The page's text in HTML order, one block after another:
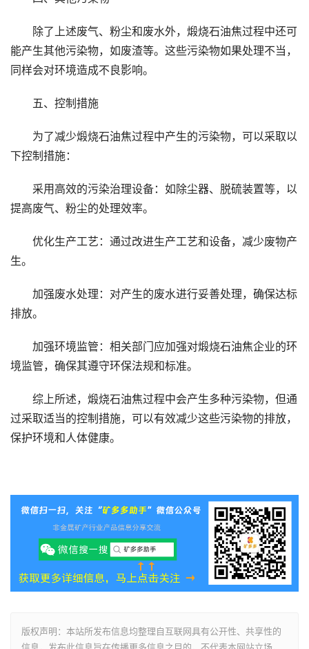
除了上述废气、粉尘和废水外，煅烧石油焦过程中还可
能产生其他污染物，如废渣等。这些污染物如果处理不当，
同样会对环境造成不良影响。
五、控制措施
为了减少煅烧石油焦过程中产生的污染物，可以采取以
下控制措施：
采用高效的污染治理设备：如除尘器、脱硫装置等，以
提高废气、粉尘的处理效率。
优化生产工艺：通过改进生产工艺和设备，减少废物产
生。
加强废水处理：对产生的废水进行妥善处理，确保达标
排放。
加强环境监管：相关部门应加强对煅烧石油焦企业的环
境监管，确保其遵守环保法规和标准。
综上所述，煅烧石油焦过程中会产生多种污染物，但通
过采取适当的控制措施，可以有效减少这些污染物的排放，
保护环境和人体健康。
版权声明：本站所发布信息均整理自互联网具有公开性、共享性的
信息，发布此信息旨在传播更多信息之目的，不代表本网站立场，